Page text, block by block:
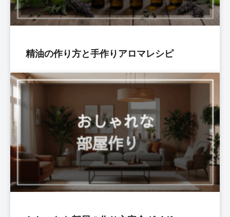
精油の作り方と手作りアロマレシピ